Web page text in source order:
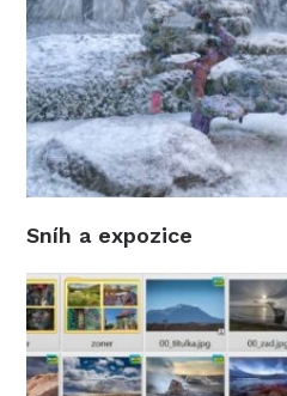
Sníh a expozice